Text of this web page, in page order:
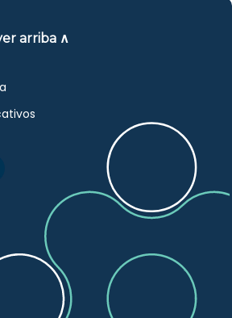
arriba ∧